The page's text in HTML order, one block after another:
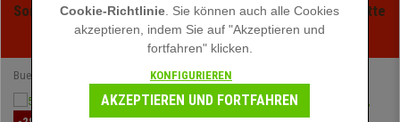
Sommerschlussverauf bei buerstuhlpro! Exklusive Rabatte
für kurze Zeit - Aktion ansehen -
Buerostuhlpro SOMMERSCHLUSSVERKAUF
Cookie-Richtlinie . Sie können auch alle Cookies
akzeptieren, indem Sie auf "Akzeptieren und
fortfahren" klicken.
KONFIGURIEREN
AKZEPTIEREN UND FORTFAHREN